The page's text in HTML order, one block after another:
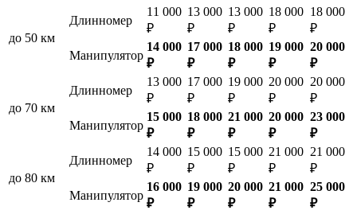
до 50 км
Длинномер
11 000
₽
13 000
₽
13 000
₽
18 000
₽
18 000
₽
Манипулятор
14 000
₽
17 000
₽
18 000
₽
19 000
₽
20 000
₽
до 70 км
Длинномер
13 000
₽
17 000
₽
19 000
₽
20 000
₽
20 000
₽
Манипулятор
15 000
₽
18 000
₽
21 000
₽
20 000
₽
23 000
₽
до 80 км
Длинномер
14 000
₽
15 000
₽
15 000
₽
21 000
₽
21 000
₽
Манипулятор
16 000
₽
19 000
₽
20 000
₽
21 000
₽
25 000
₽